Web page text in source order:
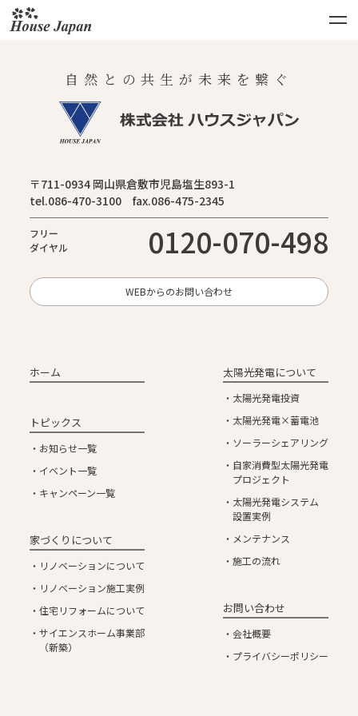
自然との共生が未来を繋ぐ
〒711-0934 岡山県倉敷市児島塩生893-1
tel.086-470-3100 fax.086-475-2345
フリー
ダイヤル
0120-070-498
WEBからのお問い合わせ
ホーム
トピックス
お知らせ一覧
イベント一覧
キャンペーン一覧
家づくりについて
リノベーションについて
リノベーション施工実例
住宅リフォームについて
サイエンスホーム事業部
（新築）
太陽光発電について
太陽光発電投資
太陽光発電×蓄電池
ソーラーシェアリング
自家消費型太陽光発電
プロジェクト
太陽光発電システム
設置実例
メンテナンス
施工の流れ
お問い合わせ
会社概要
プライバシーポリシー